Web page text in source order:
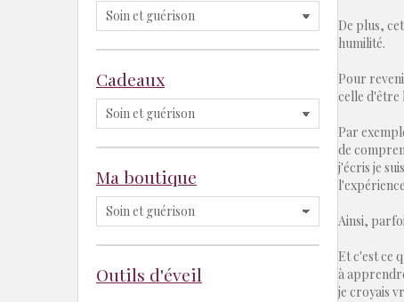
De plus,
humilité.
Pour
celle d'être
Par
de
j'écris je
Ainsi,
Et c'est ce
à
je croyais
Cadeaux
Ma boutique
Outils d'éveil